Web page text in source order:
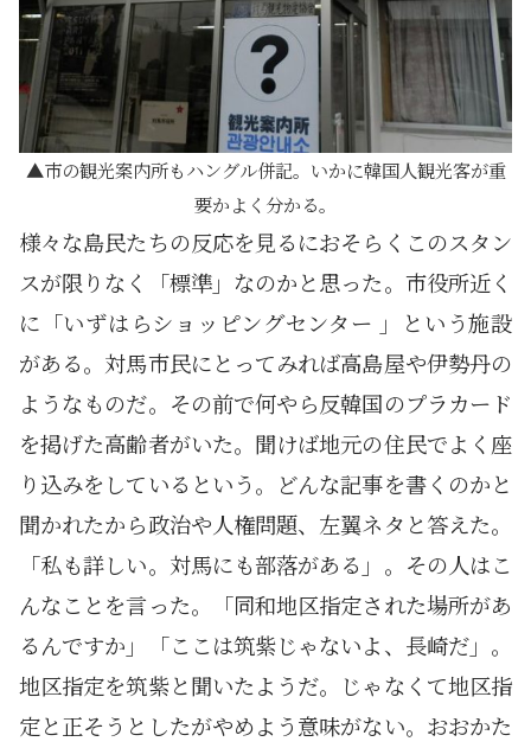
市の観光案内所もハングル併記。いかに韓国人観光客が重
要かよく分かる。
様々な島民たちの反応を見るにおそらくこのスタン
スが限りなく「標準」なのかと思った。市役所近く
に「いずはらショッピングセンター 」という施設
がある。対馬市民にとってみれば高島屋や伊勢丹の
ようなものだ。その前で何やら反韓国のプラカード
を掲げた高齢者がいた。聞けば地元の住民でよく座
り込みをしているという。どんな記事を書くのかと
聞かれたから政治や人権問題、左翼ネタと答えた。
「私も詳しい。対馬にも部落がある」。その人はこ
んなことを言った。「同和地区指定された場所があ
るんですか」「ここは筑紫じゃないよ、長崎だ」。
地区指定を筑紫と聞いたようだ。じゃなくて地区指
定と正そうとしたがやめよう意味がない。おおかた